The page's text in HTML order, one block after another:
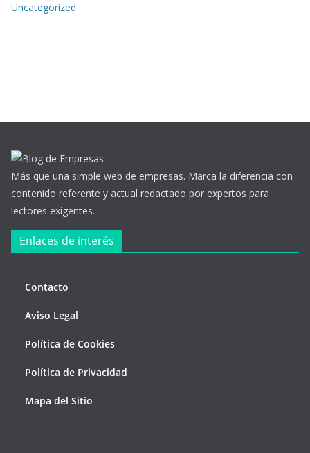
Uncategorized
Más que una simple web de empresas. Marca la diferencia con
contenido referente y actual redactado por expertos para
lectores exigentes.
Enlaces de interés
Contacto
Aviso Legal
Política de Cookies
Política de Privacidad
Mapa del Sitio